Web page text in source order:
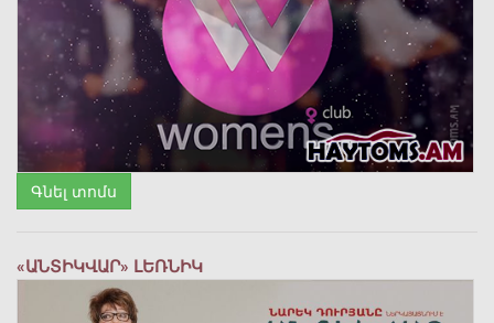
Գնել տոմս
«ԱՆՏԻԿՎԱՐ» ԼԵՌՆԻԿ